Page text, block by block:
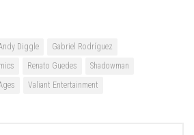
Diggle
Gabriel Rodríguez
Renato Guedes
Shadowman
Valiant Entertainment